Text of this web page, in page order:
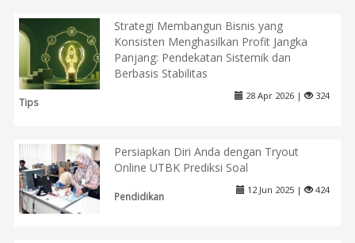
Strategi Membangun Bisnis yang
Konsisten Menghasilkan Profit Jangka
Panjang: Pendekatan Sistemik dan
Berbasis Stabilitas
Tips
28 Apr 2026 | 324
Persiapkan Diri Anda dengan Tryout
Online UTBK Prediksi Soal
Pendidikan
12 Jun 2025 | 424